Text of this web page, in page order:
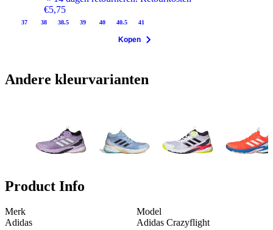
€5,75
37 38 38.5 39 40 40.5 41
Kopen
Andere kleurvarianten
Product Info
Merk
Adidas
Model
Adidas Crazyflight